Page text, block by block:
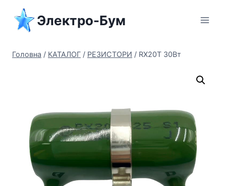
Перейти
вмісту
Электро-Бум
Головна / КАТАЛОГ / РЕЗИСТОРИ / RX20T 30Вт